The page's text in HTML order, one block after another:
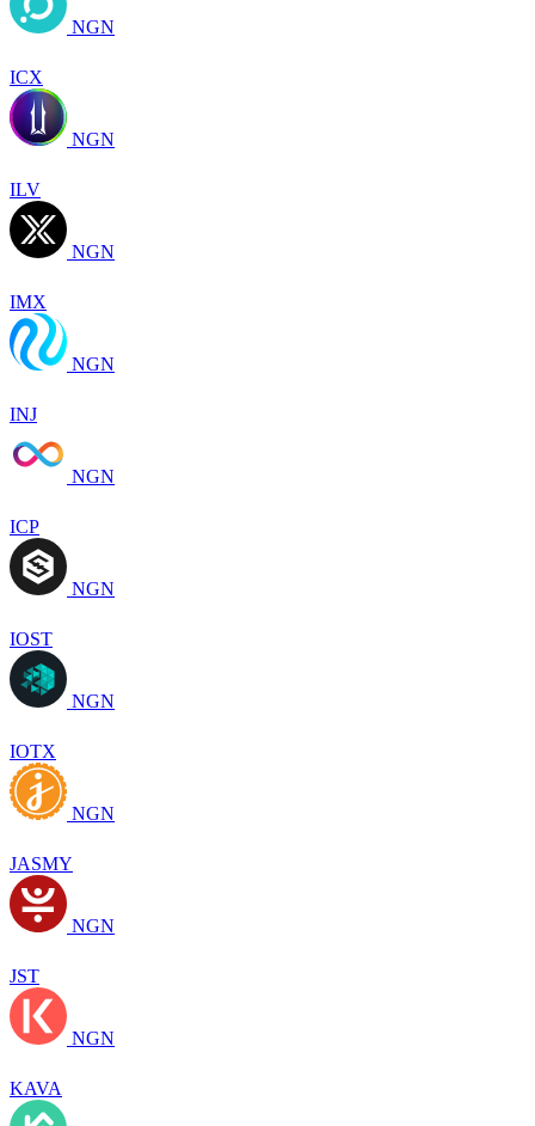
NGN
ICX
NGN
ILV
NGN
IMX
NGN
INJ
NGN
ICP
NGN
IOST
NGN
IOTX
NGN
JASMY
NGN
JST
NGN
KAVA